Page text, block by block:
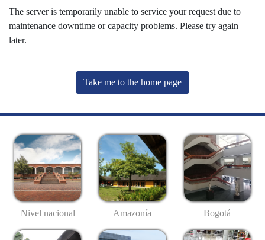
The server is temporarily unable to service your request due to
maintenance downtime or capacity problems. Please try again
later.
Take me to the home page
Nivel nacional Amazonía Bogotá